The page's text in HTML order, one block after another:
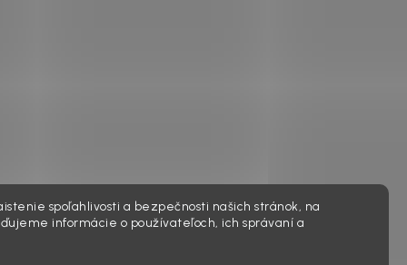
spoľahlivosti a bezpečnosti našich stránok, na
informácie o používateľoch, ich správaní a